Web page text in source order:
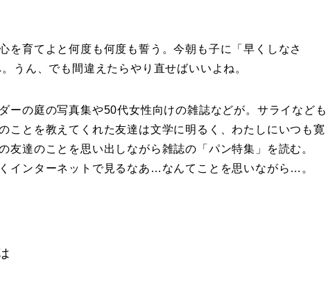
を育てよと何度も何度も誓う。今朝も子に「早くしなさ
うん、でも間違えたらやり直せばいいよね。
ーの庭の写真集や50代女性向けの雑誌などが。サライなども
ことを教えてくれた友達は文学に明るく、わたしにいつも寛
友達のことを思い出しながら雑誌の「パン特集」を読む。
インターネットで見るなあ…なんてことを思いながら…。